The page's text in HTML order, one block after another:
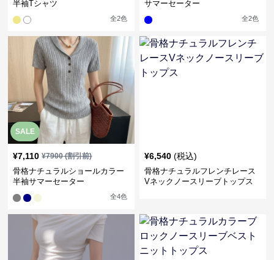
半袖Tシャツ
全2色
サマーセーター
全2色
SALE
¥7,110 ¥7900(割引前)
骨格ナチュラルショールカラー
半袖サマーセーター
全4色
¥6,540 (税込)
骨格ナチュラルフレンチレース
Vネックノースリーブトップス